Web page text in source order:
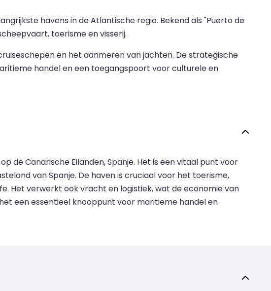
havens in de Atlantische regio. Bekend als "Puerto de
toerisme en visserij.
en het aanmeren van jachten. De strategische
handel en een toegangspoort voor culturele en
de Canarische Eilanden, Spanje. Het is een vitaal punt voor
van Spanje. De haven is cruciaal voor het toerisme,
Het verwerkt ook vracht en logistiek, wat de economie van
een essentieel knooppunt voor maritieme handel en